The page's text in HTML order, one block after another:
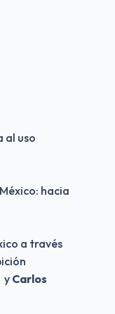
al uso
hacia
a través
y Carlos